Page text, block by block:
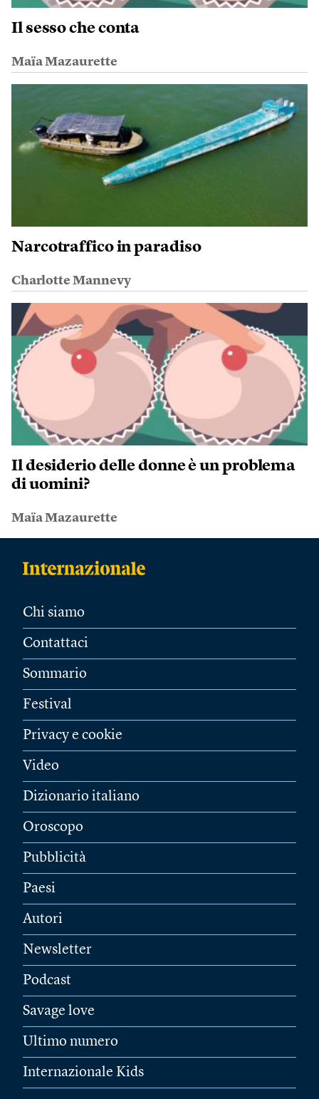
Il sesso che conta
Maïa Mazaurette
Narcotraffico in paradiso
Charlotte Mannevy
Il desiderio delle donne è un problema
di uomini?
Maïa Mazaurette
Chi siamo
Contattaci
Sommario
Festival
Privacy e cookie
Video
Dizionario italiano
Oroscopo
Pubblicità
Paesi
Autori
Newsletter
Podcast
Savage love
Ultimo numero
Internazionale Kids